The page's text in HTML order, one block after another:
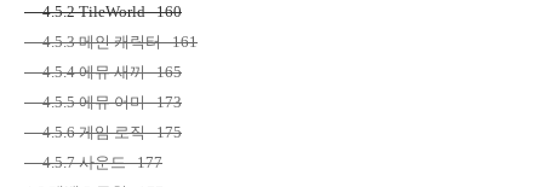
4.5.2 TileWorld 160
4.5.3메인 캐릭터161
4.5.4에뮤 새끼165
4.5.5에뮤 어미173
4.5.6게임 로직175
4.5.7사운드177